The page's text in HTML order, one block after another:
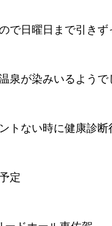
で日曜日まで引き
泉が染みいるようで
トない時に健康診断
定